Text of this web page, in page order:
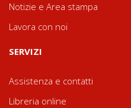
Notizie e Area stampa
Lavora con noi
SERVIZI
Assistenza e contatti
Libreria online